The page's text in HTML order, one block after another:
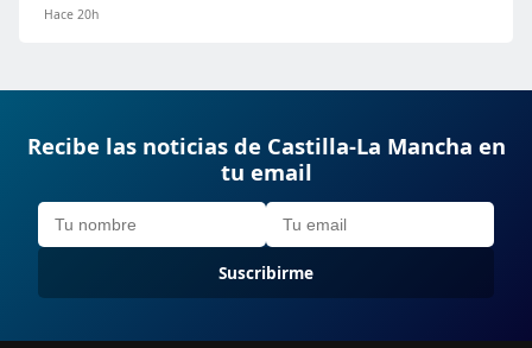
Hace 20h
Recibe las noticias de Castilla-La Mancha en
tu email
Suscribirme